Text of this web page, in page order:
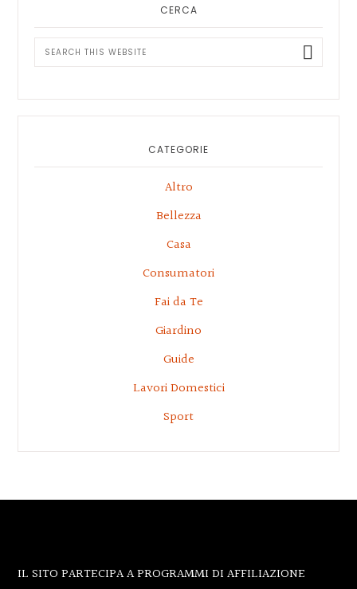
CERCA
Search
this
CATEGORIE
Altro
Bellezza
Casa
Consumatori
Fai da Te
Giardino
Guide
Lavori Domestici
Sport
Footer
IL SITO PARTECIPA A PROGRAMMI DI AFFILIAZIONE